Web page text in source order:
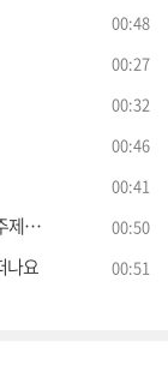
00:48
00:27
00:32
00:46
00:41
다! 00:50
나요 00:51